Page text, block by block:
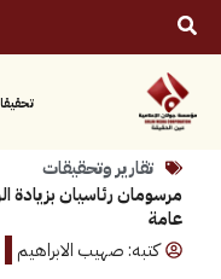
محليات
وتحقيقات
صهيب الابراهيم 9:42 م